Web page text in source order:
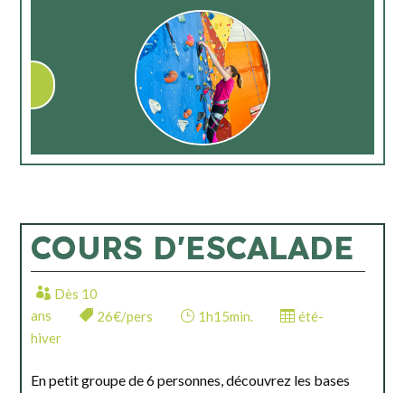
COURS D'ESCALADE
Dès 10
ans
26€/pers 1h15min.
été-
hiver
En petit groupe de 6 personnes, découvrez les bases